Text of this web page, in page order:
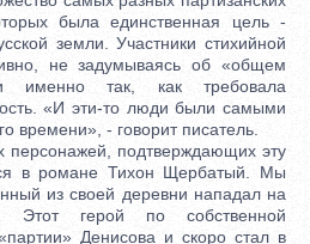
была единственная цель -
земли. Участники стихийной
не задумываясь об «общем
именно так, как требовала
«И эти-то люди были самыми
времени», - говорит писатель.
подтверждающих эту
в романе Тихон Щербатый. Мы
из своей деревни нападал на
Этот герой по собственной
Денисова и скоро стал в